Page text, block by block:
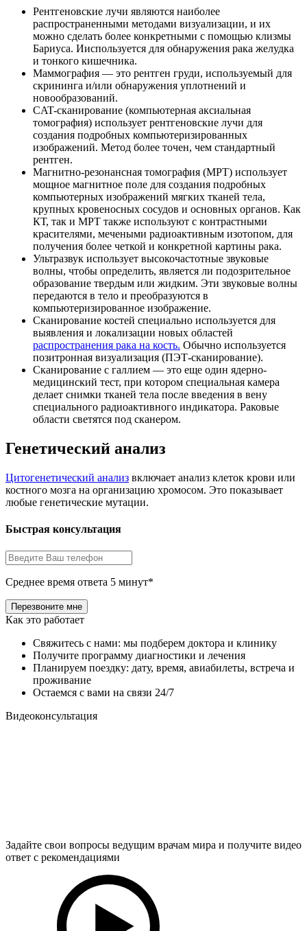
Рентгеновские лучи являются наиболее
распространенными методами визуализации, и их
можно сделать более конкретными с помощью клизмы
Бариуса. Ииспользуется для обнаружения рака желудка
и тонкого кишечника.
Маммография — это рентген груди, используемый для
скрининга и/или обнаружения уплотнений и
новообразований.
CAT-сканирование (компьютерная аксиальная
томография) использует рентгеновские лучи для
создания подробных компьютеризированных
изображений. Метод более точен, чем стандартный
рентген.
Магнитно-резонансная томография (МРТ) использует
мощное магнитное поле для создания подробных
компьютерных изображений мягких тканей тела,
крупных кровеносных сосудов и основных органов. Как
КТ, так и МРТ также используют с контрастными
красителями, мечеными радиоактивным изотопом, для
получения более четкой и конкретной картины рака.
Ультразвук использует высокочастотные звуковые
волны, чтобы определить, является ли подозрительное
образование твердым или жидким. Эти звуковые волны
передаются в тело и преобразуются в
компьютеризированное изображение.
Сканирование костей специально используется для
выявления и локализации новых областей
распространения рака на кость. Обычно используется
позитронная визуализация (ПЭТ-сканирование).
Сканирование с галлием — это еще один ядерно-
медицинский тест, при котором специальная камера
делает снимки тканей тела после введения в вену
специального радиоактивного индикатора. Раковые
области светятся под сканером.
Генетический анализ
Цитогенетический анализ включает анализ клеток крови или
костного мозга на организацию хромосом. Это показывает
любые генетические мутации.
Быстрая консультация
Среднее время ответа 5 минут*
Как это работает
Свяжитесь с нами: мы подберем доктора и клинику
Получите программу диагностики и лечения
Планируем поездку: дату, время, авиабилеты, встреча и
проживание
Остаемся с вами на связи 24/7
Видеоконсультация
Задайте свои вопросы ведущим врачам мира и получите видео
ответ с рекомендациями